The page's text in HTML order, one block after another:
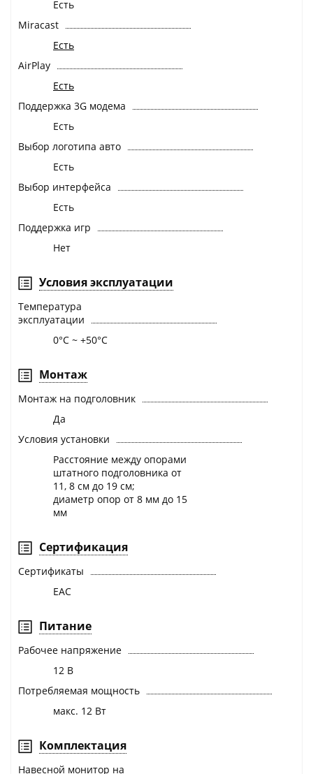
Есть
Miracast
Есть
AirPlay
Есть
Поддержка 3G модема
Есть
Выбор логотипа авто
Есть
Выбор интерфейса
Есть
Поддержка игр
Нет
Условия эксплуатации
Температура
эксплуатации
0°C ~ +50°C
Монтаж
Монтаж на подголовник
Да
Условия установки
Расстояние между опорами
штатного подголовника от
11, 8 см до 19 см;
диаметр опор от 8 мм до 15
мм
Сертификация
Сертификаты
EAC
Питание
Рабочее напряжение
12 В
Потребляемая мощность
макс. 12 Вт
Комплектация
Навесной монитор на